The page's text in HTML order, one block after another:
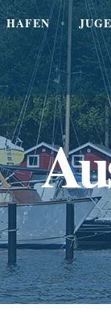
HAFEN